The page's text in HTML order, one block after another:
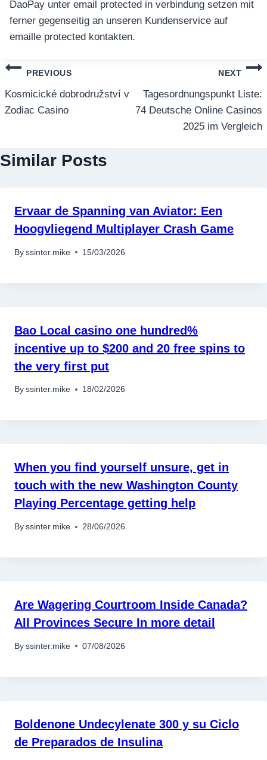
DaoPay unter email protected in verbindung setzen mit
ferner gegenseitig an unseren Kundenservice auf
emaille protected kontakten.
แนะแนว
เรื่อง
PREVIOUS
Kosmicické dobrodružství v
Zodiac Casino
NEXT
Tagesordnungspunkt Liste:
74 Deutsche Online Casinos
2025 im Vergleich
Similar Posts
Ervaar de Spanning van Aviator: Een
Hoogvliegend Multiplayer Crash Game
By ssinter.mike 15/03/2026
Bao Local casino one hundred%
incentive up to $200 and 20 free spins to
the very first put
By ssinter.mike 18/02/2026
When you find yourself unsure, get in
touch with the new Washington County
Playing Percentage getting help
By ssinter.mike 28/06/2026
Are Wagering Courtroom Inside Canada?
All Provinces Secure In more detail
By ssinter.mike 07/08/2026
Boldenone Undecylenate 300 y su Ciclo
de Preparados de Insulina